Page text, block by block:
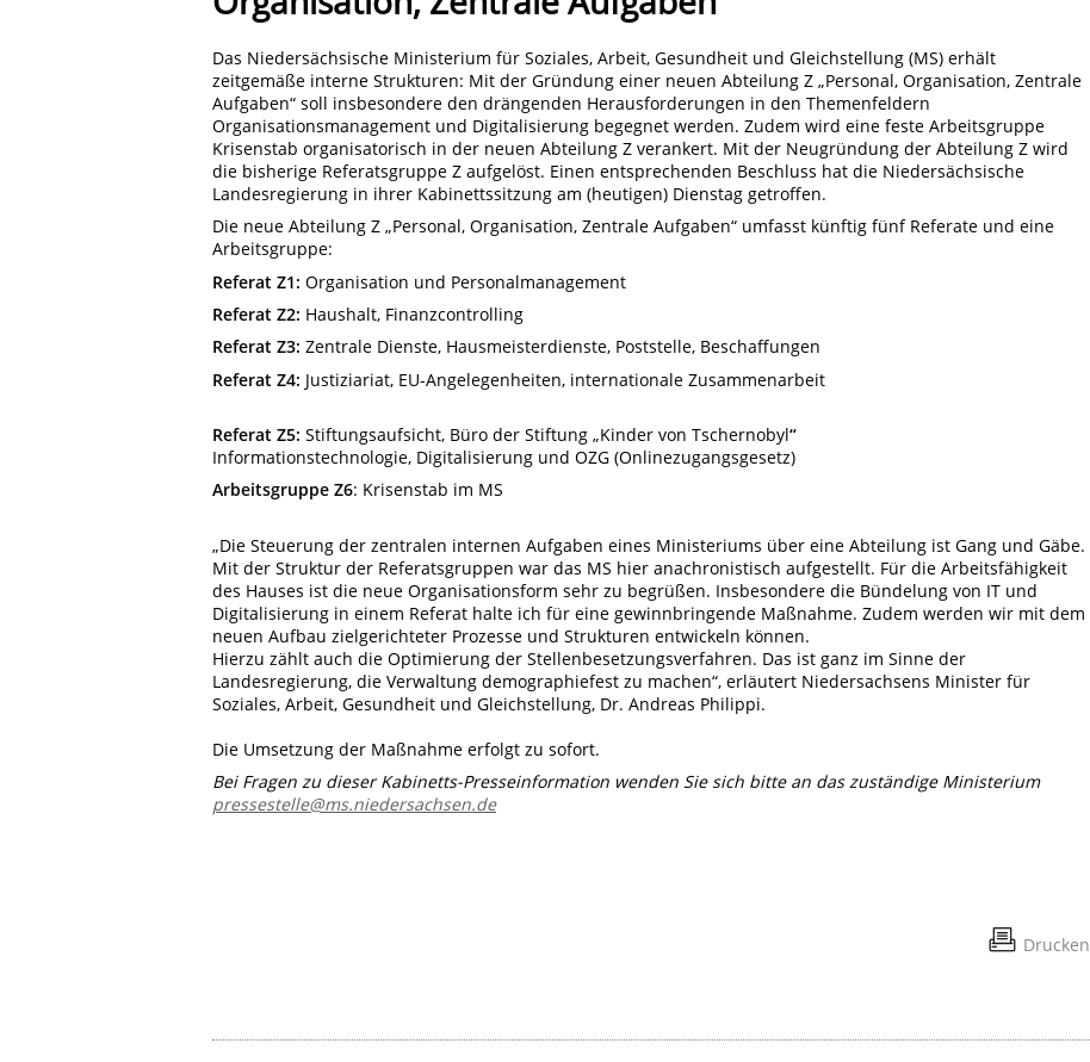
Das Niedersächsische Ministerium für Soziales, Arbeit, Gesundheit und Gleichstellung (MS) erhält
zeitgemäße interne Strukturen: Mit der Gründung einer neuen Abteilung Z „Personal, Organisation, Zentrale
Aufgaben“ soll insbesondere den drängenden Herausforderungen in den Themenfeldern
Organisationsmanagement und Digitalisierung begegnet werden. Zudem wird eine feste Arbeitsgruppe
Krisenstab organisatorisch in der neuen Abteilung Z verankert. Mit der Neugründung der Abteilung Z wird
die bisherige Referatsgruppe Z aufgelöst. Einen entsprechenden Beschluss hat die Niedersächsische
Landesregierung in ihrer Kabinettssitzung am (heutigen) Dienstag getroffen.
Die neue Abteilung Z „Personal, Organisation, Zentrale Aufgaben“ umfasst künftig fünf Referate und eine
Arbeitsgruppe:
Referat Z1: Organisation und Personalmanagement
Referat Z2: Haushalt, Finanzcontrolling
Referat Z3: Zentrale Dienste, Hausmeisterdienste, Poststelle, Beschaffungen
Referat Z4: Justiziariat, EU-Angelegenheiten, internationale Zusammenarbeit
Referat Z5: Stiftungsaufsicht, Büro der Stiftung „Kinder von Tschernobyl“
Informationstechnologie, Digitalisierung und OZG (Onlinezugangsgesetz)
Arbeitsgruppe Z6: Krisenstab im MS
„Die Steuerung der zentralen internen Aufgaben eines Ministeriums über eine Abteilung ist Gang und Gäbe.
Mit der Struktur der Referatsgruppen war das MS hier anachronistisch aufgestellt. Für die Arbeitsfähigkeit
des Hauses ist die neue Organisationsform sehr zu begrüßen. Insbesondere die Bündelung von IT und
Digitalisierung in einem Referat halte ich für eine gewinnbringende Maßnahme. Zudem werden wir mit dem
neuen Aufbau zielgerichteter Prozesse und Strukturen entwickeln können.
Hierzu zählt auch die Optimierung der Stellenbesetzungsverfahren. Das ist ganz im Sinne der
Landesregierung, die Verwaltung demographiefest zu machen“, erläutert Niedersachsens Minister für
Soziales, Arbeit, Gesundheit und Gleichstellung, Dr. Andreas Philippi.
Die Umsetzung der Maßnahme erfolgt zu sofort.
Bei Fragen zu dieser Kabinetts-Presseinformation wenden Sie sich bitte an das zuständige Ministerium
pressestelle@ms.niedersachsen.de
Drucken